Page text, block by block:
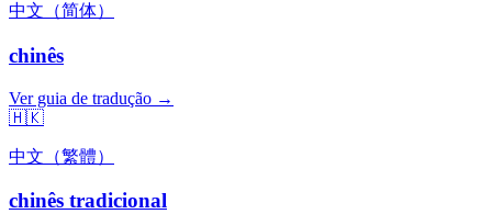
中文（简体）
chinês
Ver guia de tradução →
🇭🇰
中文（繁體）
chinês tradicional